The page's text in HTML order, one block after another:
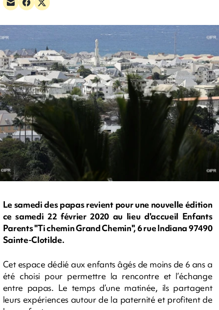
Le samedi des papas revient pour une nouvelle édition
ce samedi 22 février 2020 au lieu d'accueil Enfants
Parents "Ti chemin Grand Chemin", 6 rue Indiana 97490
Sainte-Clotilde.
Cet espace dédié aux enfants âgés de moins de 6 ans a
été choisi pour permettre la rencontre et l’échange
entre papas. Le temps d’une matinée, ils partagent
leurs expériences autour de la paternité et profitent de